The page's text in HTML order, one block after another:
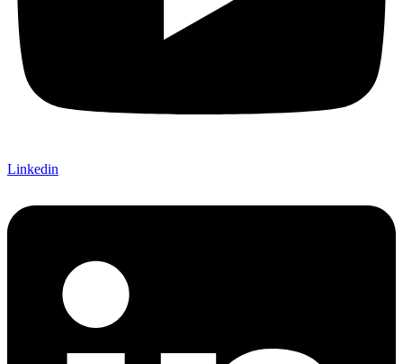
Linkedin